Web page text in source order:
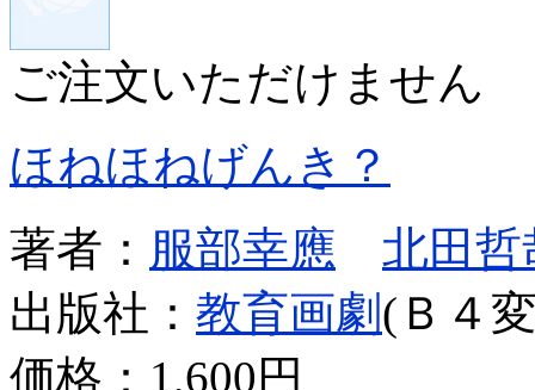
ご注文いただけません
ほねほねげんき？
著者： 服部幸應
北田哲
出版社： 教育画劇 (Ｂ４
価格： 1,600円